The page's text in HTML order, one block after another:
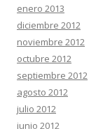
enero 2013
diciembre 2012
noviembre 2012
octubre 2012
septiembre 2012
agosto 2012
julio 2012
junio 2012